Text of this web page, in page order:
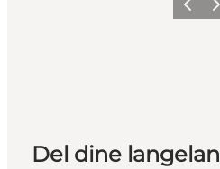
Forrige
Del dine